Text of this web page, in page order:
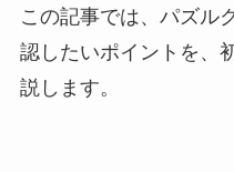
この記事では、パズル
認したいポイントを、
説します。